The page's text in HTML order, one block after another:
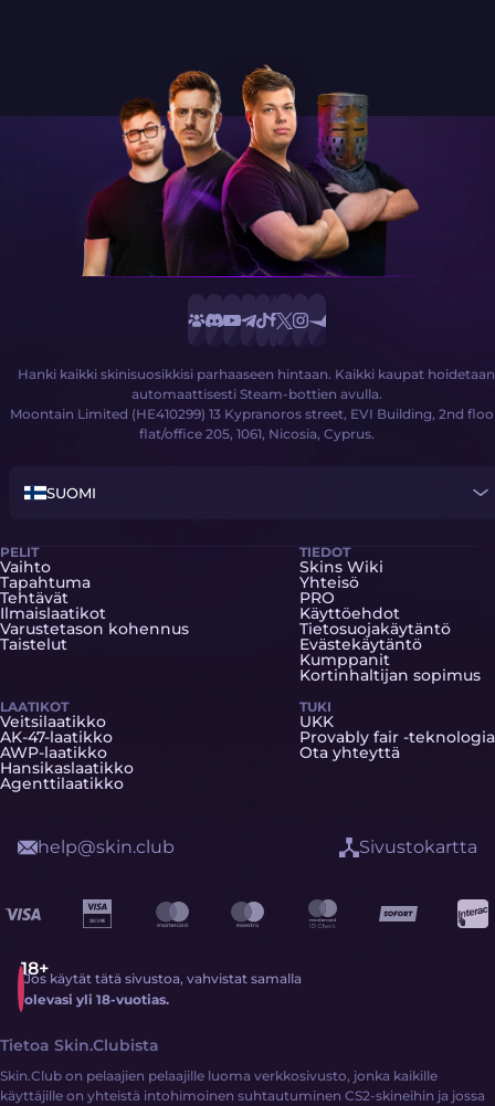
Hanki kaikki skinisuosikkisi parhaaseen hintaan. Kaikki kaupat hoidetaan
automaattisesti Steam-bottien avulla.
Moontain Limited (HE410299) 13 Kypranoros street, EVI Building, 2nd
flat/office 205, 1061, Nicosia, Cyprus.
SUOMI
PELIT
Vaihto
Tapahtuma
Tehtävät
Ilmaislaatikot
Varustetason kohennus
Taistelut
LAATIKOT
Veitsilaatikko
AK-47-laatikko
AWP-laatikko
Hansikaslaatikko
Agenttilaatikko
TIEDOT
Skins Wiki
Yhteisö
PRO
Käyttöehdot
Tietosuojakäytäntö
Evästekäytäntö
Kumppanit
Kortinhaltijan sopimus
TUKI
UKK
Provably fair -teknologia
Ota yhteyttä
Jos käytät tätä sivustoa, vahvistat samalla
olevasi yli 18-vuotias.
help@skin.club Sivustokartta
Tietoa Skin.Clubista
Skin.Club on pelaajien pelaajille luoma verkkosivusto, jonka kaikille
käyttäjille on yhteistä intohimoinen suhtautuminen CS2-skineihin ja jossa